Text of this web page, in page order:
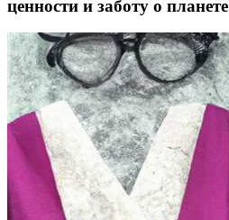
ценности и заботу о планете